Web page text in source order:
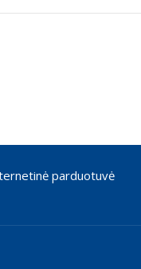
parduotuvė